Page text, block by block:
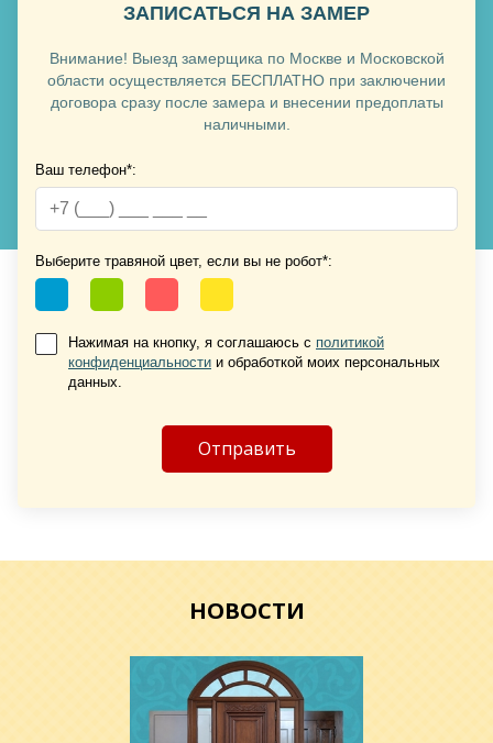
Хочу такую
ЗАПИСАТЬСЯ НА ЗАМЕР
Внимание! Выезд замерщика по Москве и Московской
области осуществляется БЕСПЛАТНО при заключении
договора сразу после замера и внесении предоплаты
наличными.
Ваш телефон*:
Выберите травяной цвет, если вы не робот*:
Нажимая на кнопку, я соглашаюсь с политикой
конфиденциальности и обработкой моих персональных
данных.
НОВОСТИ